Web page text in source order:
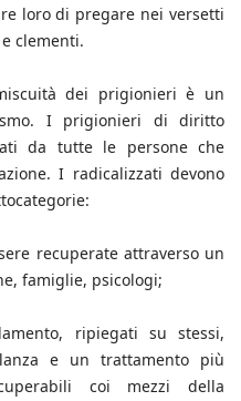
loro di pregare nei versetti
clementi.
dei prigionieri è un
I prigionieri di diritto
da tutte le persone che
I radicalizzati devono
recuperate attraverso un
famiglie, psicologi;
ripiegati su stessi,
e un trattamento più
coi mezzi della